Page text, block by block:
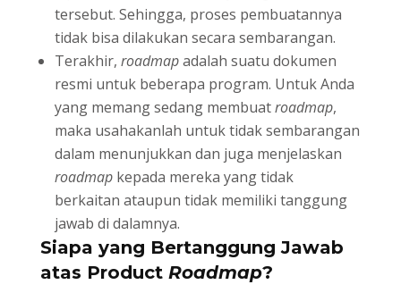
tersebut. Sehingga, proses pembuatannya
tidak bisa dilakukan secara sembarangan.
Terakhir, roadmapadalah suatu dokumen
resmi untuk beberapa program. Untuk Anda
yang memang sedang membuatroadmap,
maka usahakanlah untuk tidak sembarangan
dalam menunjukkan dan juga menjelaskan
roadmapkepada mereka yang tidak
berkaitan ataupun tidak memiliki tanggung
jawab di dalamnya.
Siapa yang Bertanggung Jawab
atas Product Roadmap?